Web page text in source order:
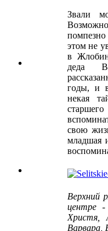
Звали
этом не
в
деда
годы, и в
некая
свою
младшая
Верхний
центре -
Христя,
Варвара,